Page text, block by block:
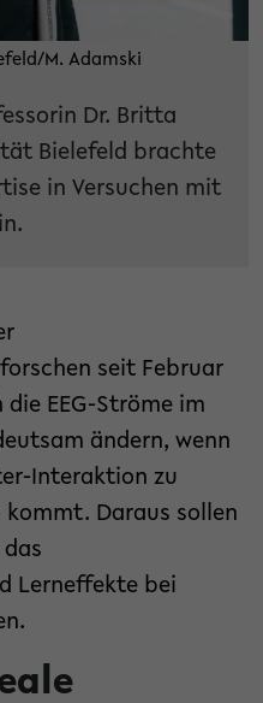
M. Adamski
Dr. Britta
Bielefeld brachte
in Versuchen mit
seit Februar
EEG-Ströme im
ändern, wenn
Interaktion zu
kommt. Daraus sollen
Lerneffekte bei